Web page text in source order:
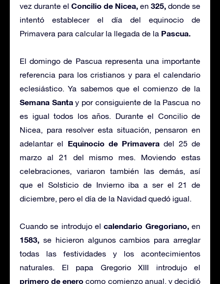
vez durante el Concilio de Nicea, en 325, donde se
intentó establecer el día del equinocio de
Primavera para calcular la llegada de la Pascua.
El domingo de Pascua representa una importante
referencia para los cristianos y para el calendario
eclesiástico. Ya sabemos que el comienzo de la
Semana Santay por consiguiente de la Pascua no
es igual todos los años. Durante el Concilio de
Nicea, para resolver esta situación, pensaron en
adelantar el Equinocio de Primavera del 25 de
marzo al 21 del mismo mes. Moviendo estas
celebraciones, variaron también las demás, así
que el Solsticio de Invierno iba a ser el 21 de
diciembre, pero el día de la Navidad quedó igual.
Cuando se introdujo elcalendario Gregoriano,en
1583, se hicieron algunos cambios para arreglar
todas las festividades y los acontecimientos
naturales. El papa Gregorio XIII introdujo el
primero de enero como comienzo anual, y decidió